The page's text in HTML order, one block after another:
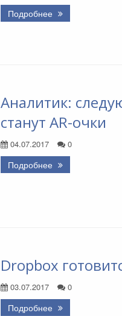
Подробнее
Аналитик:
станут AR-очки
04.07.2017 0
Подробнее
Dropbox
03.07.2017 0
Подробнее